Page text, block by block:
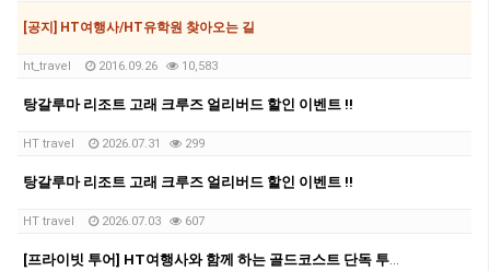
[공지] HT여행사/HT유학원 찾아오는 길
ht_travel 2016.09.26 10,583
탕갈루마 리조트 고래 크루즈 얼리버드 할인 이벤트 !!
HT travel 2026.07.31 299
탕갈루마 리조트 고래 크루즈 얼리버드 할인 이벤트 !!
HT travel 2026.07.03 607
[프라이빗 투어] HT여행사와 함께 하는 골드코스트 단독 투어!!!